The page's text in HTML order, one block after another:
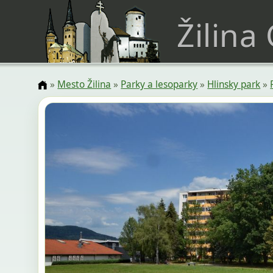
Žilina
» Mesto Žilina » Parky a lesoparky» Hlinsky park»